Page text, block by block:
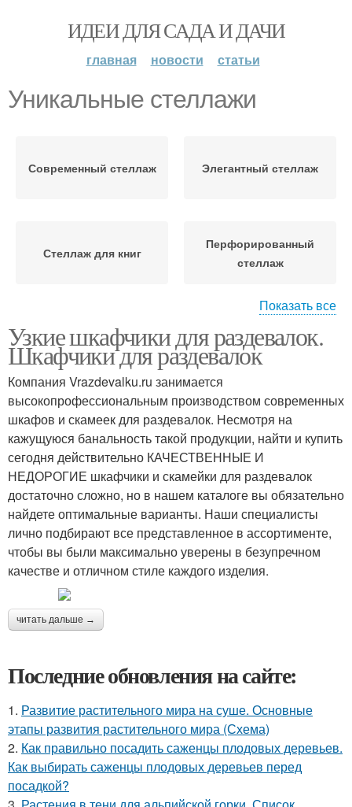
ИДЕИ ДЛЯ САДА И ДАЧИ
главная новости статьи
Уникальные стеллажи
Современный стеллаж Элегантный стеллаж
Стеллаж для книг
Перфорированный
стеллаж
Стеллаж из фанеры
Показать все
Узкие шкафчики для раздевалок.
Шкафчики для раздевалок
Компания Vrazdevalku.ru занимается
высокопрофессиональным производством современных
шкафов и скамеек для раздевалок. Несмотря на
кажущуюся банальность такой продукции, найти и купить
сегодня действительно КАЧЕСТВЕННЫЕ И
НЕДОРОГИЕ шкафчики и скамейки для раздевалок
достаточно сложно, но в нашем каталоге вы обязательно
найдете оптимальные варианты. Наши специалисты
лично подбирают все представленное в ассортименте,
чтобы вы были максимально уверены в безупречном
качестве и отличном стиле каждого изделия.
читать дальше →
Последние обновления на сайте:
1. Развитие растительного мира на суше. Основные
этапы развития растительного мира (Схема)
2. Как правильно посадить саженцы плодовых деревьев.
Как выбирать саженцы плодовых деревьев перед
посадкой?